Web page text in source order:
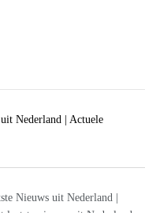
Nieuws uit Nederland |